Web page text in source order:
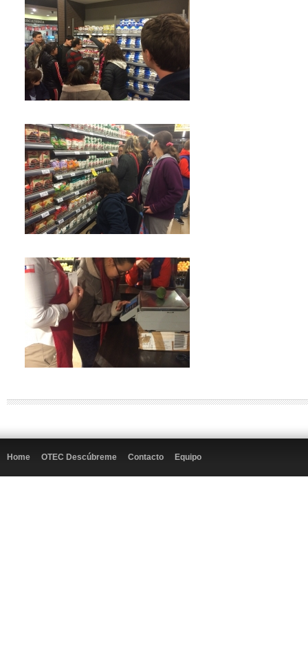
Home OTEC Descúbreme Contacto Equipo